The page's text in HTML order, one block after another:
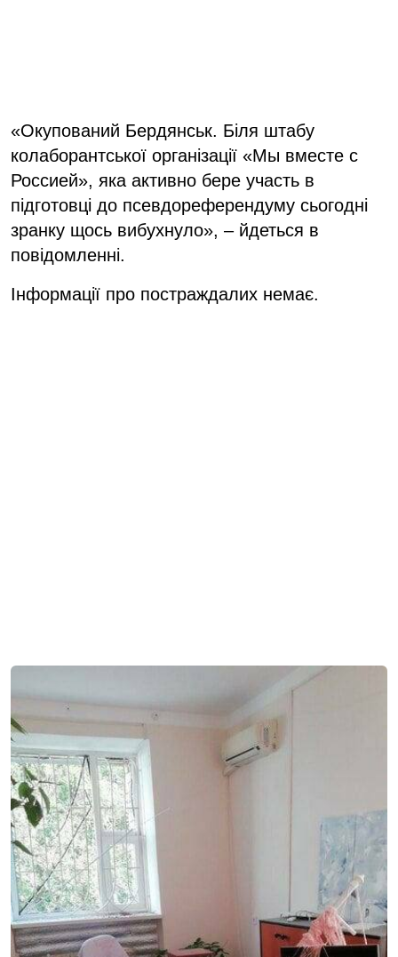
«Окупований Бердянськ. Біля штабу
колаборантської організації «Мы вместе с
Россией», яка активно бере участь в
підготовці до псевдореферендуму сьогодні
зранку щось вибухнуло», – йдеться в
повідомленні.
Інформації про постраждалих немає.